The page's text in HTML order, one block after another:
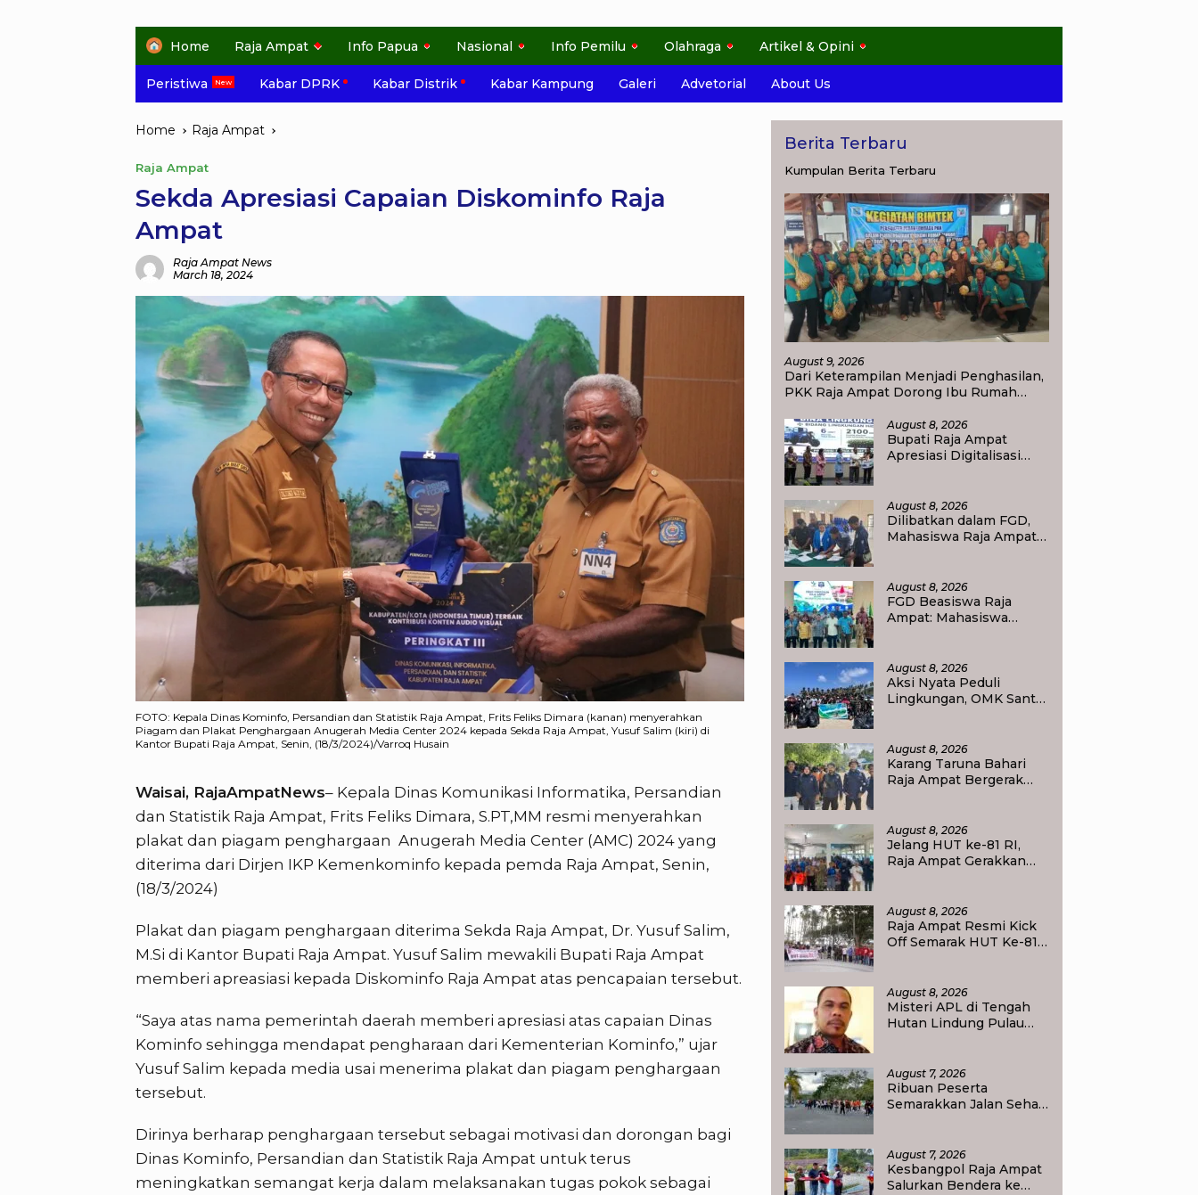
Home Raja Ampat Info Papua Nasional Info Pemilu Olahraga Artikel & Opini
Peristiwa Kabar DPRK Kabar Distrik Kabar Kampung Galeri Advetorial About Us
Home Raja Ampat
Raja Ampat
Sekda Apresiasi Capaian Diskominfo Raja
Ampat
Raja Ampat News
March 18, 2024
FOTO: Kepala Dinas Kominfo, Persandian dan Statistik Raja Ampat, Frits Feliks Dimara (kanan) menyerahkan
Piagam dan Plakat Penghargaan Anugerah Media Center 2024 kepada Sekda Raja Ampat, Yusuf Salim (kiri) di
Kantor Bupati Raja Ampat, Senin, (18/3/2024)/Varroq Husain
Waisai, RajaAmpatNews– Kepala Dinas Komunikasi Informatika, Persandian
dan Statistik Raja Ampat, Frits Feliks Dimara, S.PT,MM resmi menyerahkan
plakat dan piagam penghargaan Anugerah Media Center (AMC) 2024 yang
diterima dari Dirjen IKP Kemenkominfo kepada pemda Raja Ampat, Senin,
(18/3/2024)
Plakat dan piagam penghargaan diterima Sekda Raja Ampat, Dr. Yusuf Salim,
M.Si di Kantor Bupati Raja Ampat. Yusuf Salim mewakili Bupati Raja Ampat
memberi apreasiasi kepada Diskominfo Raja Ampat atas pencapaian tersebut.
“Saya atas nama pemerintah daerah memberi apresiasi atas capaian Dinas
Kominfo sehingga mendapat pengharaan dari Kementerian Kominfo,” ujar
Yusuf Salim kepada media usai menerima plakat dan piagam penghargaan
tersebut.
Dirinya berharap penghargaan tersebut sebagai motivasi dan dorongan bagi
Dinas Kominfo, Persandian dan Statistik Raja Ampat untuk terus
meningkatkan semangat kerja dalam melaksanakan tugas pokok sebagai
Berita Terbaru
Kumpulan Berita Terbaru
August 9, 2026
Dari Keterampilan Menjadi Penghasilan,
PKK Raja Ampat Dorong Ibu Rumah
August 8, 2026
Bupati Raja Ampat
Apresiasi Digitalisasi
Perkuat Tata Kelola
APBD
August 8, 2026
Dilibatkan dalam FGD,
Mahasiswa Raja Ampat
Pendidikan Raja Ampat
August 8, 2026
FGD Beasiswa Raja
Ampat: Mahasiswa
Administrasi
August 8, 2026
Aksi Nyata Peduli
Lingkungan, OMK Santo
Sampah di Pantai WTC
August 8, 2026
Karang Taruna Bahari
Raja Ampat Bergerak
Lingkungan
August 8, 2026
Jelang HUT ke-81 RI,
Raja Ampat Gerakkan
Didorong Lewat Aksi
Lingkungan
August 8, 2026
Raja Ampat Resmi Kick
Off Semarak HUT Ke-81
Persatuan dan
Nasionalisme
August 8, 2026
Misteri APL di Tengah
Hutan Lindung Pulau
Ruang di Raja Ampat
August 7, 2026
Ribuan Peserta
Semarakkan Jalan Sehat,
Kemerdekaan RI di Raja
Ampat
August 7, 2026
Kesbangpol Raja Ampat
Salurkan Bendera ke